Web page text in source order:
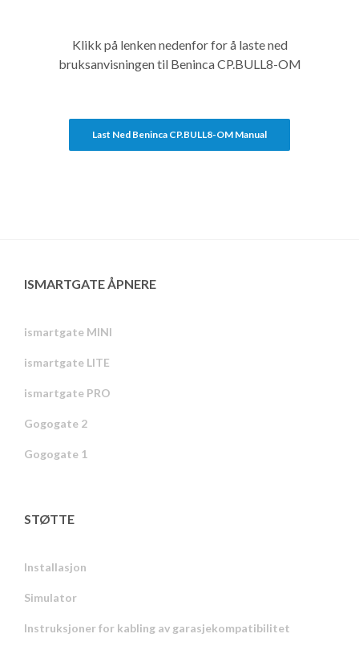
Klikk på lenken nedenfor for å laste ned
bruksanvisningen til Beninca CP.BULL8-OM
Last Ned Beninca CP.BULL8-OM Manual
ISMARTGATE ÅPNERE
ismartgate MINI
ismartgate LITE
ismartgate PRO
Gogogate 2
Gogogate 1
STØTTE
Installasjon
Simulator
Instruksjoner for kabling av garasjekompatibilitet